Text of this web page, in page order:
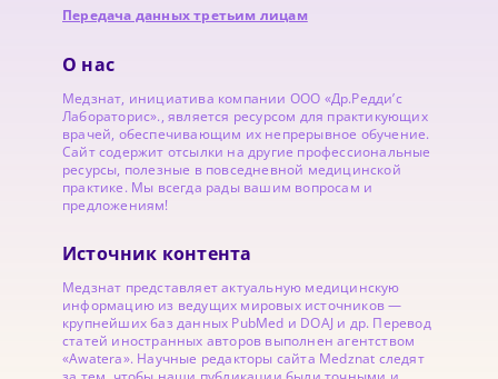
Передача данных третьим лицам
О нас
Медзнат, инициатива компании ООО «Др.Редди’с
Лабораторис»., является ресурсом для практикующих
врачей, обеспечивающим их непрерывное обучение.
Сайт содержит отсылки на другие профессиональные
ресурсы, полезные в повседневной медицинской
практике. Мы всегда рады вашим вопросам и
предложениям!
Источник контента
Медзнат представляет актуальную медицинскую
информацию из ведущих мировых источников —
крупнейших баз данных PubMed и DOAJ и др. Перевод
статей иностранных авторов выполнен агентством
«Awatera». Научные редакторы сайта Medznat следят